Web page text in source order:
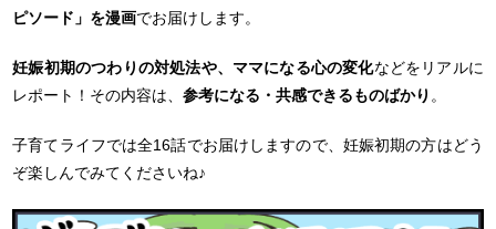
ピソード」を漫画でお届けします。
妊娠初期のつわりの対処法や、ママになる心の変化などをリアルに
レポート！その内容は、参考になる・共感できるものばかり 。
子育てライフでは全16話でお届けしますので、妊娠初期の方はどう
ぞ楽しんでみてくださいね♪